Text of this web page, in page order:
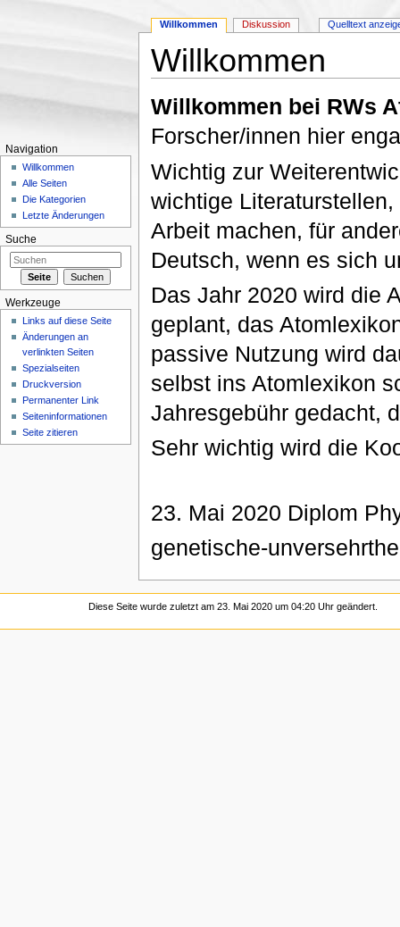
Willkommen
Willkommen bei RWs
Forscher/innen hier
Wichtig zur
wichtige
Arbeit machen, für
Deutsch, wenn es sich
Das Jahr 2020 wird die
geplant, das
passive Nutzung wird
selbst ins Atomlexikon
Jahresgebühr gedacht,
Sehr wichtig wird die
23. Mai 2020 Diplom
genetische-
Willkommen Diskussion Quelltext
Navigation
Willkommen
Alle Seiten
Die Kategorien
Letzte Änderungen
Suche
Werkzeuge
Links auf diese Seite
Änderungen an
verlinkten Seiten
Spezialseiten
Druckversion
Permanenter Link
Seiten­informationen
Seite zitieren
Diese Seite wurde zuletzt am 23. Mai 2020 um 04:20 Uhr geändert.